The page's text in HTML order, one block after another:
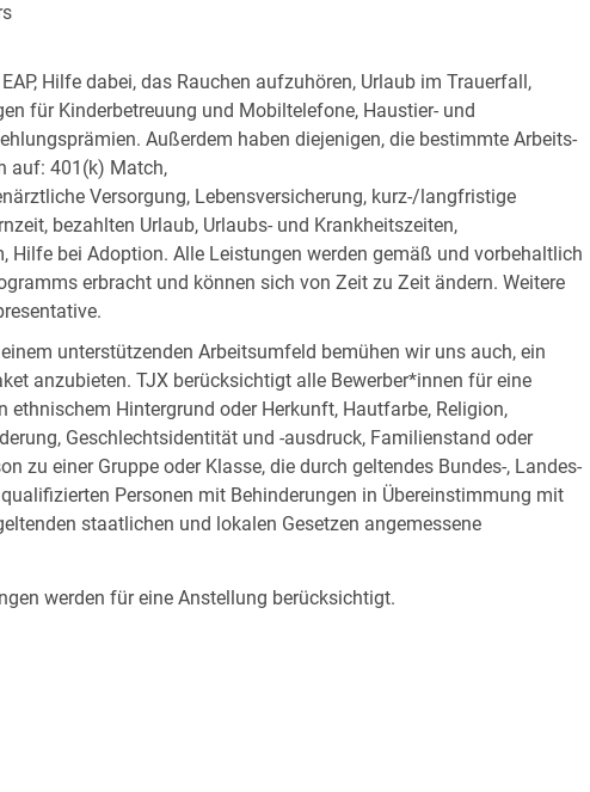
Hilfe dabei, das Rauchen aufzuhören, Urlaub im Trauerfall,
für Kinderbetreuung und Mobiltelefone, Haustier- und
Außerdem haben diejenigen, die bestimmte Arbeits-
auf: 401(k) Match,
Versorgung, Lebensversicherung, kurz-/langfristige
bezahlten Urlaub, Urlaubs- und Krankheitszeiten,
Hilfe bei Adoption. Alle Leistungen werden gemäß und vorbehaltlich
erbracht und können sich von Zeit zu Zeit ändern. Weitere
unterstützenden Arbeitsumfeld bemühen wir uns auch, ein
anzubieten. TJX berücksichtigt alle Bewerber*innen für eine
Hintergrund oder Herkunft, Hautfarbe, Religion,
Geschlechtsidentität und -ausdruck, Familienstand oder
zu einer Gruppe oder Klasse, die durch geltendes Bundes-, Landes-
Personen mit Behinderungen in Übereinstimmung mit
staatlichen und lokalen Gesetzen angemessene
werden für eine Anstellung berücksichtigt.